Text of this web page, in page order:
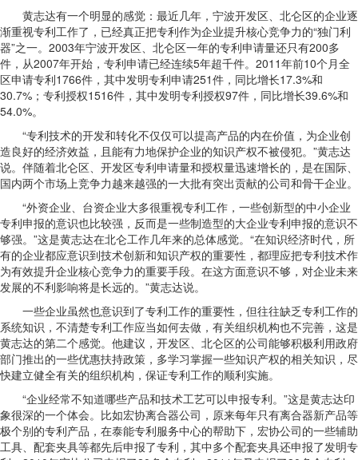
黄志达有一个明显的感觉：最近几年，宁波开发区、北仑区的企业逐
渐重视专利工作了，已经真正把专利作为企业提升核心竞争力的“独门利
器”之一。2003年宁波开发区、北仑区一年的专利申请量还只有200多
件，从2007年开始，专利申请已经连续5年超千件。2011年前10个月全
区申请专利1766件，其中发明专利申请251件，同比增长17.3%和
30.7%；专利授权1516件，其中发明专利授权97件，同比增长39.6%和
54.0%。
“专利技术的开发和转化不仅仅可以提高产品的内在价值，为企业创
造良好的经济效益，且能有力地保护企业的知识产权不被侵犯。”黄志达
说。伴随着北仑区、开发区专利申请量和授权量迅速增长的，是在国际、
国内两个市场上竞争力越来越强的一大批有突出贡献的公司和骨干企业。
“外资企业、台资企业大多很重视专利工作，一些创新型的中小企业
专利申报的意识也比较强，反而是一些制造型的大企业专利申报的意识不
够强。”这是黄志达在北仑工作几年来的总体感觉。“在知识经济时代，所
有的企业都应意识到技术创新和知识产权的重要性，都理应把专利技术作
为有效提升企业核心竞争力的重要手段。在这方面意识不够，对企业未来
发展的不利影响将是长远的。”黄志达说。
一些企业虽然也意识到了专利工作的重要性，但往往缺乏专利工作的
系统知识，不清楚专利工作应当如何去做，有关组织机构也不完善，这是
黄志达的第二个感觉。他建议，开发区、北仑区的公司能够积极利用政府
部门推出的一些优惠扶持政策，多学习掌握一些知识产权的相关知识，尽
快建立健全有关的组织机构，保证专利工作的顺利实施。
“企业经常不知道哪些产品和技术工艺可以申报专利。”这是黄志达印
象很深的一个体会。比如宏协离合器公司，原来每年只有离合器新产品等
极个别的专利产品，在泰能专利服务中心的帮助下，宏协公司的一些辅助
工具、配套夹具等都先后申报了专利，其中多个配套夹具还申报了发明专